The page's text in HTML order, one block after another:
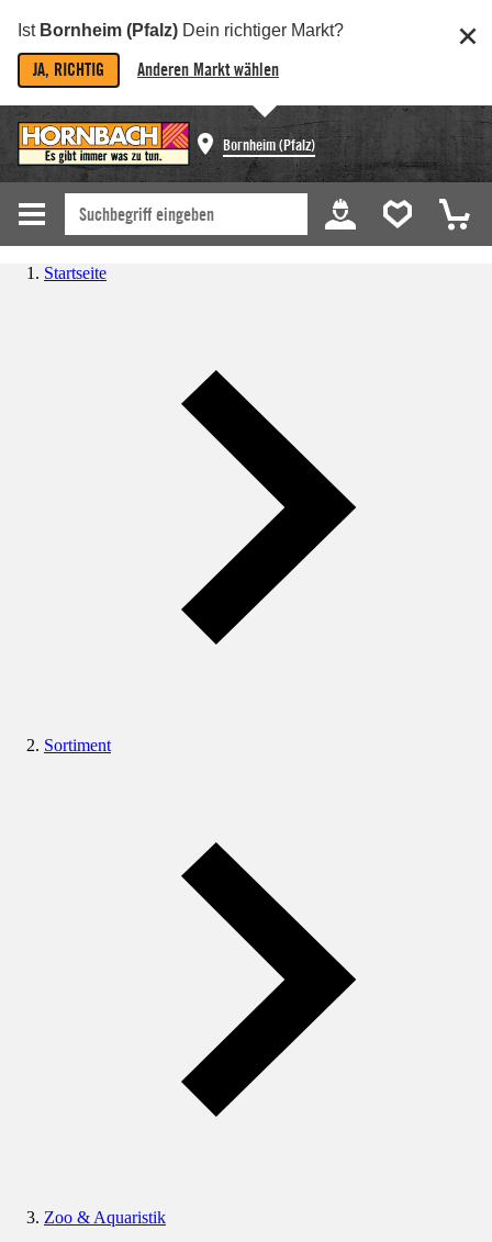
Ist Bornheim (Pfalz) Dein richtiger Markt?
JA, RICHTIG Anderen Markt wählen
Bornheim (Pfalz)
Startseite
Sortiment
Zoo & Aquaristik